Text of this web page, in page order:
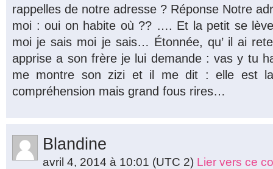
rappelles de notre adresse ? Réponse Notre
moi : oui on habite où ?? …. Et la petit se
moi je sais moi je sais… Étonnée, qu’ il ai
apprise a son frère je lui demande : vas y tu
me montre son zizi et il me dit : elle est
compréhension mais grand fous rires…
Blandine
avril 4, 2014 à 10:01 (UTC 2) Lier vers ce